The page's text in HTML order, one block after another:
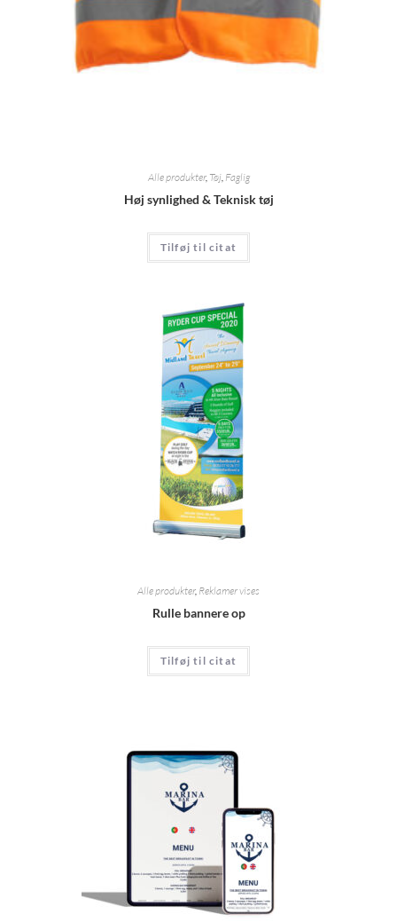
Alle produkter, Tøj, Faglig
Høj synlighed & Teknisk tøj
Tilføj til citat
Alle produkter, Reklamer vises
Rulle bannere op
Tilføj til citat